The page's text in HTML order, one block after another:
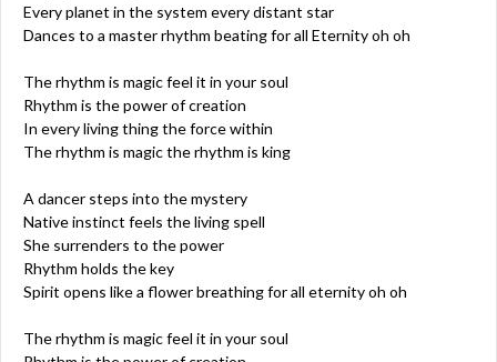
Every planet in the system every distant star
Dances to a master rhythm beating for all Eternity oh oh
The rhythm is magic feel it in your soul
Rhythm is the power of creation
In every living thing the force within
The rhythm is magic the rhythm is king
A dancer steps into the mystery
Native instinct feels the living spell
She surrenders to the power
Rhythm holds the key
Spirit opens like a flower breathing for all eternity oh oh
The rhythm is magic feel it in your soul